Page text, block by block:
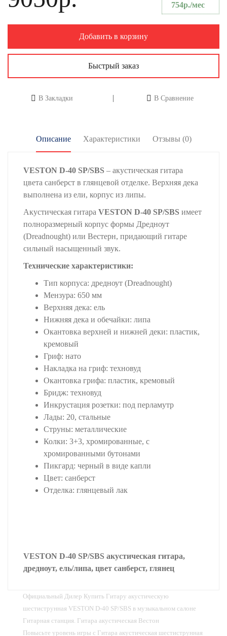
754р./мес
Добавить в корзину
Быстрый заказ
В Закладки В Сравнение
Описание Характеристики Отзывы (0)
VESTON D-40 SP/SBS – акустическая гитара
цвета санберст в глянцевой отделке. Верхняя дека
выполнена из ели, корпус из липы.
Акустическая гитара VESTON D-40 SP/SBS имеет
полноразмерный корпус формы Дредноут
(Dreadnought) или Вестерн, придающий гитаре
сильный насыщенный звук.
Технические характеристики:
Тип корпуса: дредноут (Dreadnought)
Мензура: 650 мм
Верхняя дека: ель
Нижняя дека и обечайки: липа
Окантовка верхней и нижней деки: пластик,
кремовый
Гриф: нато
Накладка на гриф: техновуд
Окантовка грифа: пластик, кремовый
Бридж: техновуд
Инкрустация розетки: под перламутр
Лады: 20, стальные
Струны: металлические
Колки: 3+3, хромированные, с
хромированными бутонами
Пикгард: черный в виде капли
Цвет: санберст
Отделка: глянцевый лак
VESTON D-40 SP/SBS акустическая гитара,
дредноут, ель/липа, цвет санберст, глянец
Официальный Дилер Купить Гитару акустическую
шестиструнная VESTON D-40 SP/SBS в музыкальном салоне
Гитарная станция. Гитара акустическая Вестон
Повысьте уровень игры с Гитара акустическая шестиструнная